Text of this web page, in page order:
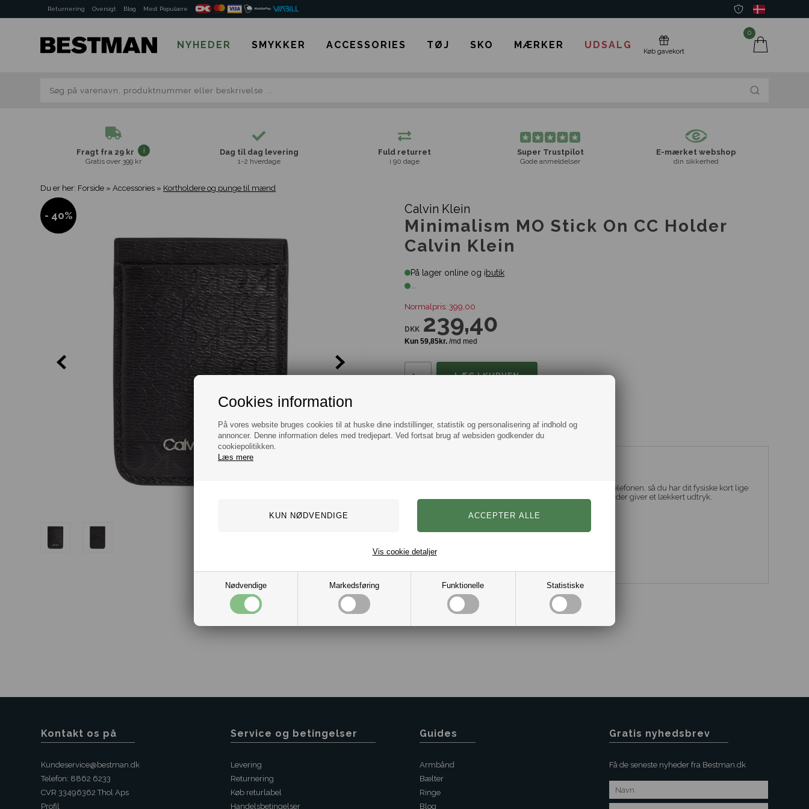
Cookies information
På vores website bruges cookies til at huske dine indstillinger, statistik og personalisering af indhold og
annoncer. Denne information deles med tredjepart. Ved fortsat brug af websiden godkender du
cookiepolitikken.
Læs mere
Nødvendige Markedsføring Funktionelle Statistiske
Vis cookie detaljer
Returnering Oversigt Blog Mest Populære
NYHEDER SMYKKER ACCESSORIES TØJ SKO MÆRKER UDSALG
0
Køb gavekort
Fragt fra 29 kr
Gratis over 399 kr
Dag til dag levering
1-2 hverdage
Fuld returret
i 90 dage
Super Trustpilot
Gode anmeldelser
E-mærket webshop
din sikkerhed
Du er her: Forside »Accessories » Kortholdere og punge til mænd
- 40% Calvin Klein
Minimalism MO Stick On CC Holder
Calvin Klein
På lager online og ibutik
...
Normalpris: 399,00
DKK 239,40
Information Spørg
Kortholder til at klistre fast på dit cover eller direkte på telefonen, så du har dit fysiske kort lige
ved hånden hele tiden. Kortholderen er lavet i flot skind der giver et lækkert udtryk.
H: 9,5 x 6,5 cm.
10031813
Kontakt os på
Kundeservice@bestman.dk
Telefon: 8862 6233
CVR 33496362 Thol Aps
Profil
Service og betingelser
Levering
Returnering
Køb returlabel
Handelsbetingelser
Guides
Armbånd
Bælter
Ringe
Blog
Gratis nyhedsbrev
Få de seneste nyheder fra Bestman.dk